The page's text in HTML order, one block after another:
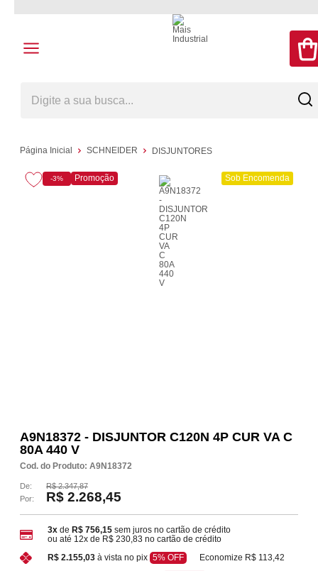
Página Inicial SCHNEIDER DISJUNTORES
-3% Promoção Sob Encomenda
A9N18372 - DISJUNTOR C120N 4P CUR VA C
80A 440 V
Cod. do Produto: A9N18372
De:
R$ 2.347,87
Por:
R$ 2.268,45
3x de R$ 756,15 sem juros no cartão de crédito
ou até 12x de R$ 230,83 no cartão de crédito
R$ 2.155,03à vista no pix 5% OFF Economize R$ 113,42